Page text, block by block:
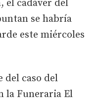
el cadáver del
se habría
este miércoles
del caso del
la Funeraria El